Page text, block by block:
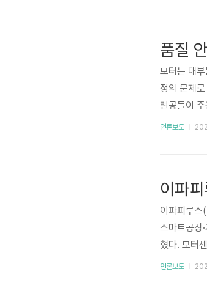
품질
모터는 대
정의 문제
련공들이
션이 대체
언론보도
이파피루스
스마트공장
혔다. 모터
을 예측하
언론보도